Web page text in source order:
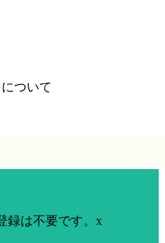
ついて
は不要です。 x